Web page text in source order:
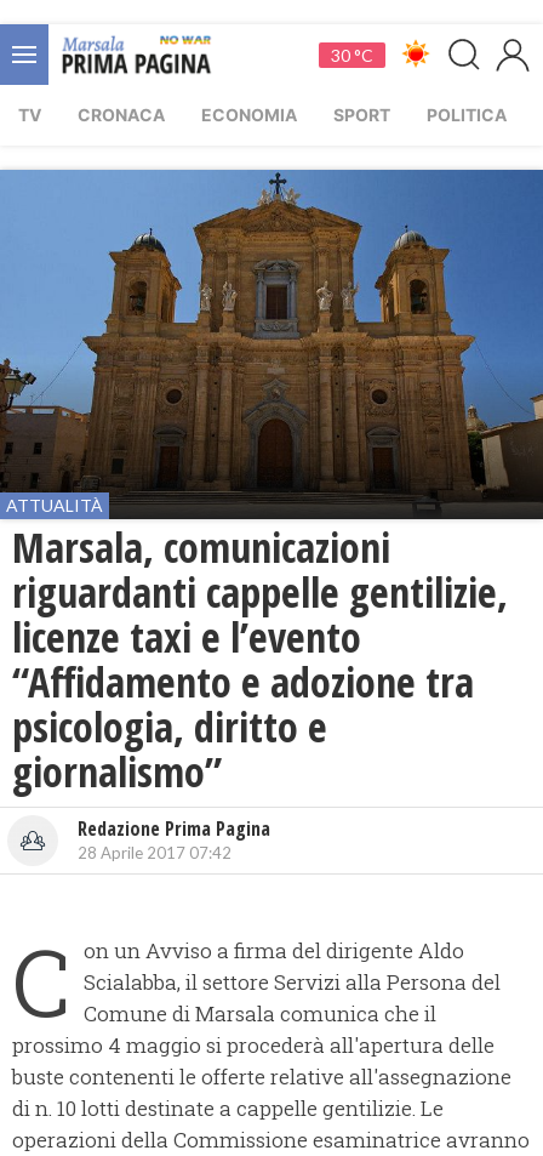
30 °C
TV CRONACA ECONOMIA SPORT POLITICA
ATTUALITÀ
Marsala, comunicazioni
riguardanti cappelle gentilizie,
licenze taxi e l’evento
“Affidamento e adozione tra
psicologia, diritto e
giornalismo”
Redazione Prima Pagina
28 Aprile 2017 07:42
C
on un Avviso a firma del dirigente Aldo
Scialabba, il settore Servizi alla Persona del
Comune di Marsala comunica che il
prossimo 4 maggio si procederà all'apertura delle
buste contenenti le offerte relative all'assegnazione
di n. 10 lotti destinate a cappelle gentilizie. Le
operazioni della Commissione esaminatrice avranno